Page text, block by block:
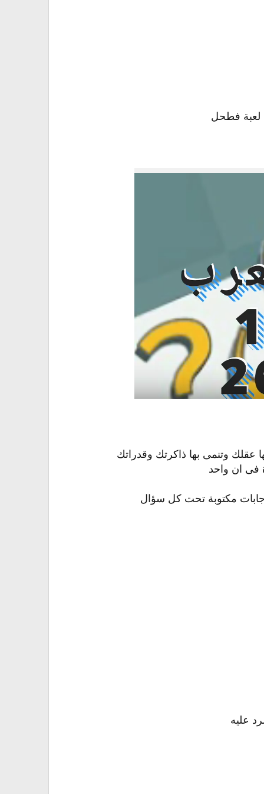
عقلك وتنمى بها ذاكرتك وقدراتك
فى ان واحد
مكتوبة تحت كل سؤال
عليه